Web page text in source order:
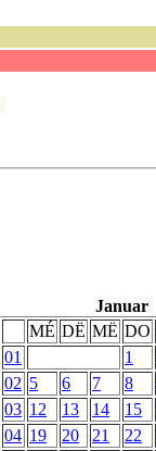
Januar
MÉ DË MË DO
01
1
02 5 6 7 8
03 12 13 14 15
04 19 20 21 22